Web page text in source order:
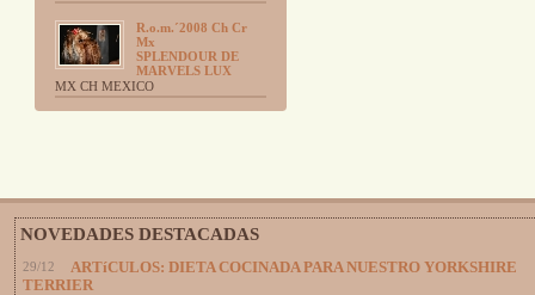
R.o.m.´2008 Ch Cr
Mx
SPLENDOUR DE
MARVELS LUX
MX CH MEXICO
NOVEDADES DESTACADAS
29/12
ARTíCULOS: DIETA COCINADA PARA NUESTRO YORKSHIRE
TERRIER